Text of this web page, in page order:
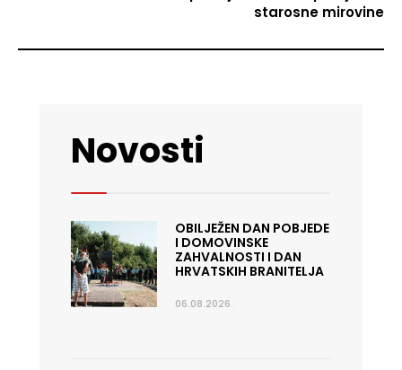
starosne mirovine
Novosti
OBILJEŽEN DAN POBJEDE
I DOMOVINSKE
ZAHVALNOSTI I DAN
HRVATSKIH BRANITELJA
06.08.2026.